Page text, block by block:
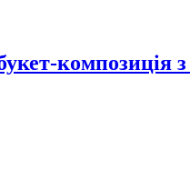
композиція з